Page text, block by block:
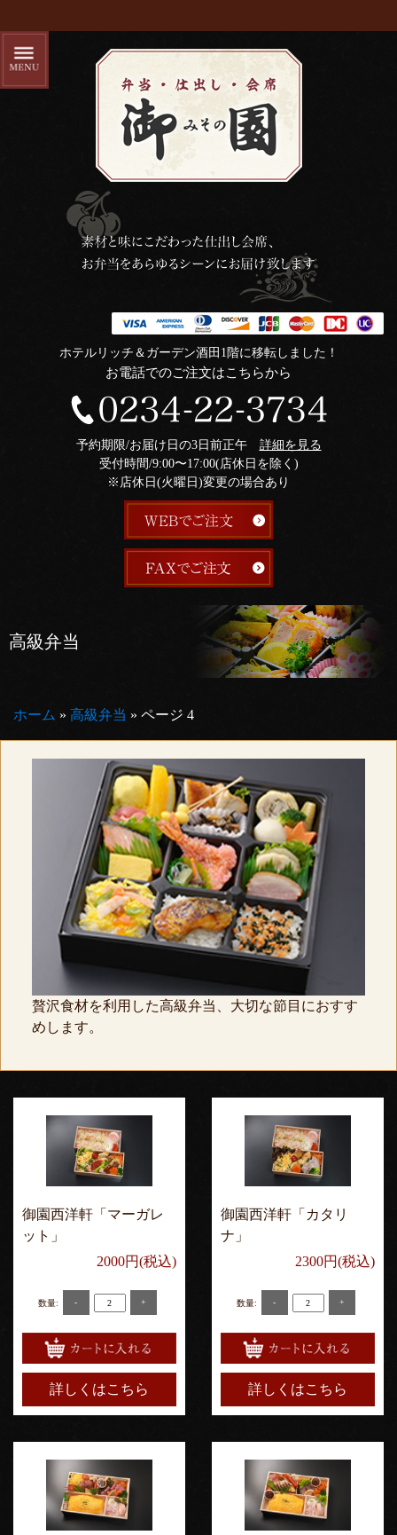
ホテルリッチ＆ガーデン酒田1階に移転しました！
お電話でのご注文はこちらから
予約期限/お届け日の3日前正午 詳細を見る
受付時間/9:00〜17:00(店休日を除く)
※店休日(火曜日)変更の場合あり
高級弁当
ホーム » 高級弁当 » ページ 4
贅沢食材を利用した高級弁当、大切な節目におすす
めします。
御園西洋軒「マーガレ
ット」
2000円(税込)
数量: - +
詳しくはこちら
御園西洋軒「カタリ
ナ」
2300円(税込)
数量: - +
詳しくはこちら